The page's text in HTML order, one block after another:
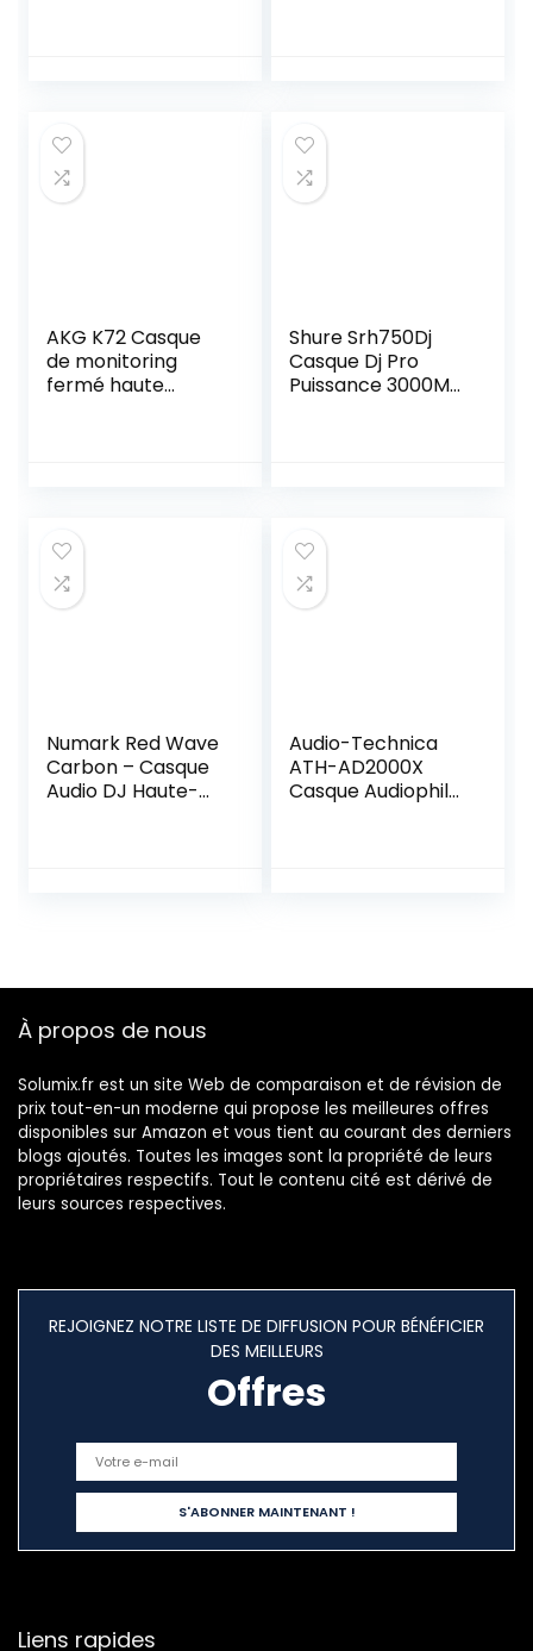
Médiums Précis et
Aigus de Grande
Clarté,
AKG K72 Casque
de monitoring
fermé haute
Shure Srh750Dj
Casque Dj Pro
Puissance 3000Mw
Numark Red Wave
Carbon – Casque
Audio DJ Haute-
Audio-Technica
ATH-AD2000X
Casque Audiophile
À propos de nous
Solumix.fr est un site Web de comparaison et de révision de
prix tout-en-un moderne qui propose les meilleures offres
disponibles sur Amazon et vous tient au courant des derniers
blogs ajoutés. Toutes les images sont la propriété de leurs
propriétaires respectifs. Tout le contenu cité est dérivé de
leurs sources respectives.
REJOIGNEZ NOTRE LISTE DE DIFFUSION POUR BÉNÉFICIER
DES MEILLEURS
Offres
Liens rapides